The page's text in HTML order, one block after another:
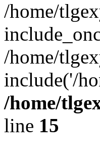
/home/
/home/
include('/
/home/
line 15